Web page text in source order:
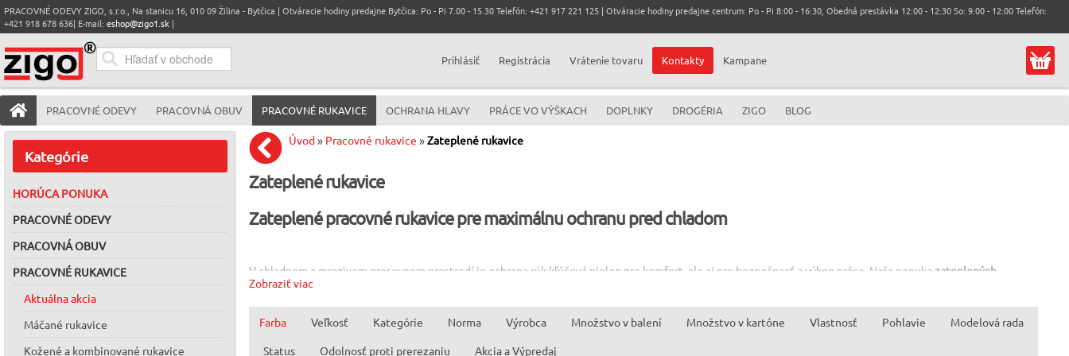
PRACOVNÉ ODEVY ZIGO, s.r.o., Na stanicu 16, 010 09 Žilina - Bytčica | Otváracie hodiny predajne Bytčica: Po - Pi 7.00 - 15.30 Telefón: +421 917 221 125 | Otváracie hodiny predajne centrum: Po - Pi 8:00 - 16:30, Obedná prestávka 12:00 - 12:30 So: 9:00 - 12:00 Telefón:
+421 918 678 636| E-mail: eshop@zigo1.sk |
Prihlásiť Registrácia Vrátenie tovaru Kontakty Kampane
PRACOVNÉ ODEVY PRACOVNÁ OBUV PRACOVNÉ RUKAVICE OCHRANA HLAVY PRÁCE VO VÝŠKACH DOPLNKY DROGÉRIA ZIGO BLOG
Kategórie
HORÚCA PONUKA
PRACOVNÉ ODEVY
PRACOVNÁ OBUV
PRACOVNÉ RUKAVICE
Aktuálna akcia
Máčané rukavice
Kožené a kombinované rukavice
Úvod» Pracovné rukavice »Zateplené rukavice
Zateplené rukavice
Zateplené pracovné rukavice pre maximálnu ochranu pred chladom
V chladnom a mrazivom pracovnom prostredí je ochrana rúk kľúčová nielen pre komfort, ale aj pre bezpečnosť a výkon práce. Naša ponuka zateplených
pracovných rukavíc
exteriérových prácach počas zimy. V sortimente nájdetetermorukavices tepelnou izoláciou Thinsulate alebo s flísovou podšívkou, ktoré efektívne udržujú
teplo a zároveň odvádzajú vlhkosť.
Zobraziť viac
Farba Veľkosť Kategórie Norma Výrobca Množstvo v balení Množstvo v kartóne Vlastnosť Pohlavie
Modelová rada
Status
Odolnosť proti prerezaniu Akcia a Výpredaj